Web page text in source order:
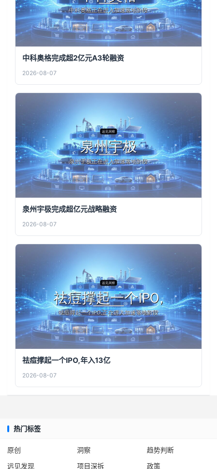
中科奥格完成超2亿元A3轮融资
2026-08-07
泉州宇极完成超亿元战略融资
2026-08-07
祛痘撑起一个IPO,年入13亿
2026-08-07
热门标签
原创 洞察
趋势判断
远见发现
项目深拆 政策